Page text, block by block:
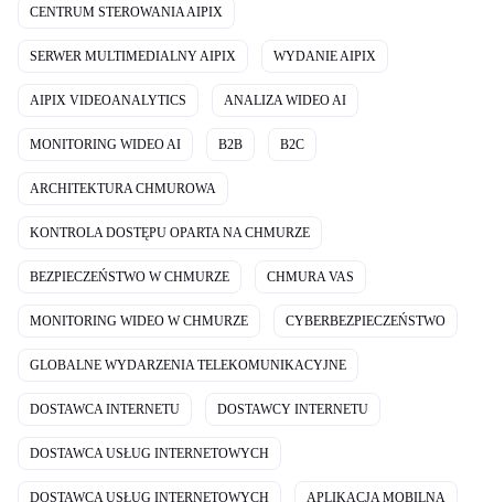
CENTRUM STEROWANIA AIPIX
SERWER MULTIMEDIALNY AIPIX WYDANIE AIPIX
AIPIX VIDEOANALYTICS ANALIZA WIDEO AI
MONITORING WIDEO AI B2B B2C
ARCHITEKTURA CHMUROWA
KONTROLA DOSTĘPU OPARTA NA CHMURZE
BEZPIECZEŃSTWO W CHMURZE CHMURA VAS
MONITORING WIDEO W CHMURZE CYBERBEZPIECZEŃSTWO
GLOBALNE WYDARZENIA TELEKOMUNIKACYJNE
DOSTAWCA INTERNETU DOSTAWCY INTERNETU
DOSTAWCA USŁUG INTERNETOWYCH
DOSTAWCA USŁUG INTERNETOWYCH APLIKACJA MOBILNA